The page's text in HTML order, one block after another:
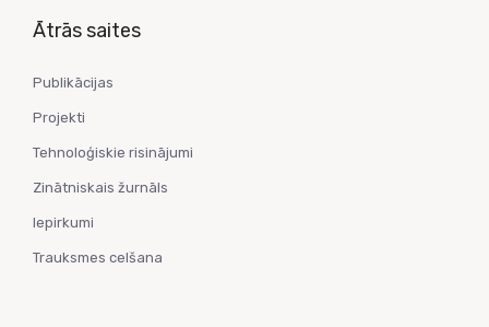
Ātrās saites
Publikācijas
Projekti
Tehnoloģiskie risinājumi
Zinātniskais žurnāls
Iepirkumi
Trauksmes celšana